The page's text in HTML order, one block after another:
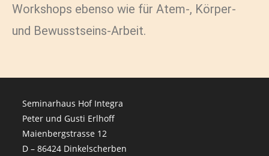
Workshops ebenso wie für Atem-, Körper-
und Bewusstseins-Arbeit.
Seminarhaus Hof Integra
Peter und Gusti Erlhoff
Maienbergstrasse 12
D – 86424 Dinkelscherben